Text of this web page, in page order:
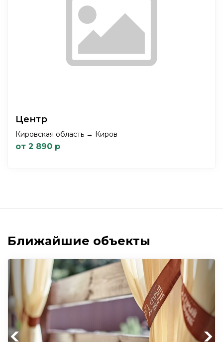
Центр
Кировская область → Киров
от 2 890 р
Ближайшие объекты
Previous Next